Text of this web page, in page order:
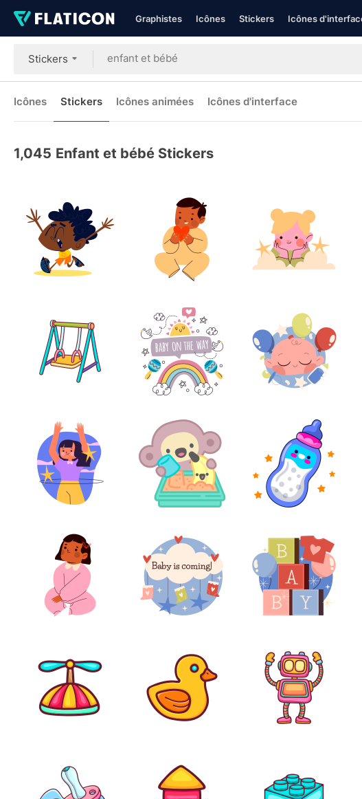
Graphistes Icônes Stickers Icônes
Stickers
Icônes Stickers Icônes animées Icônes d'interface
1,045 Enfant et bébé Stickers